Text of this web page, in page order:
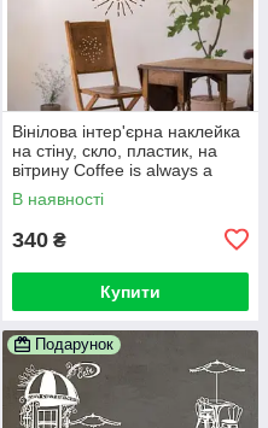
Вінілова інтер'єрна наклейка
на стіну, скло, пластик, на
вітрину Coffee is always a
good idea
В наявності
340 ₴
Купити
Подарунок